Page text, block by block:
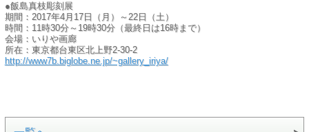
●飯島真枝彫刻展
期間：2017年4月17日（月）～22日（土）
時間：11時30分～19時30分（最終日は16時まで）
会場：いりや画廊
所在：東京都台東区北上野2-30-2
http://www7b.biglobe.ne.jp/~gallery_iriya/